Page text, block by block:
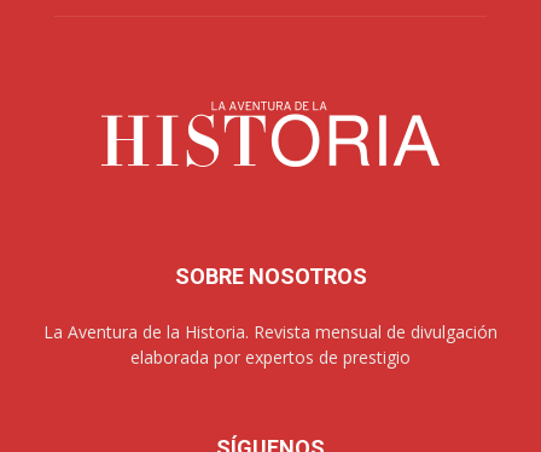
SOBRE NOSOTROS
La Aventura de la Historia. Revista mensual de divulgación
elaborada por expertos de prestigio